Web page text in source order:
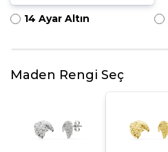
14 Ayar Altın
Maden Rengi Seç